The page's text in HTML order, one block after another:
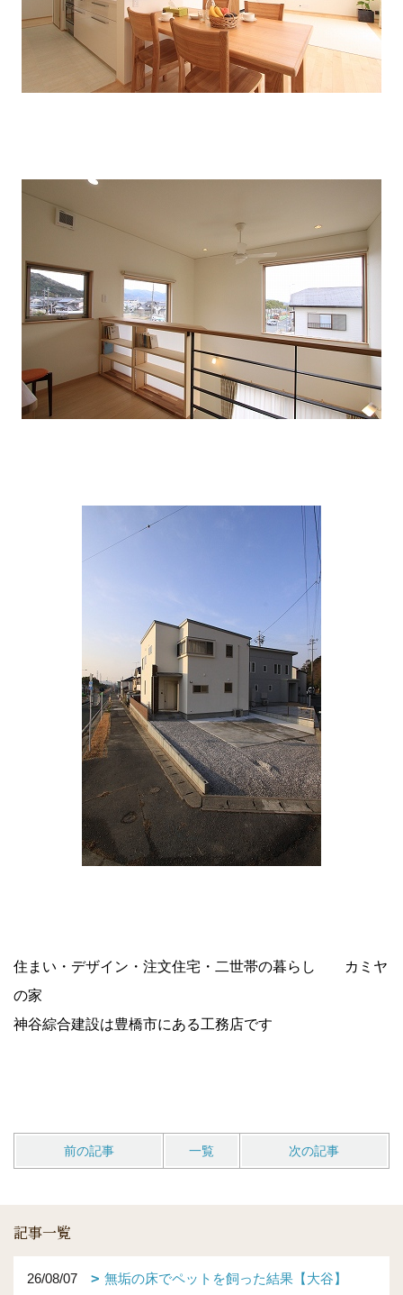
住まい・デザイン・注文住宅・二世帯の暮らし カミヤ
の家
神谷綜合建設は豊橋市にある工務店です
前の記事 一覧 次の記事
記事一覧
26/08/07 無垢の床でペットを飼った結果【大谷】